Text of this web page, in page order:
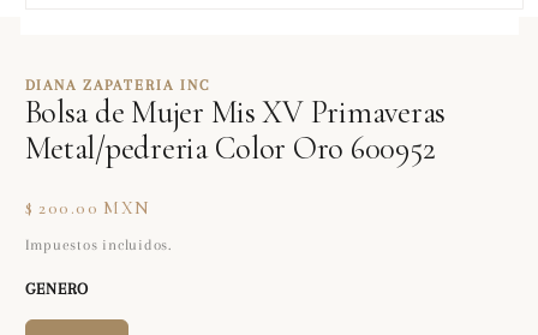
en
una
ventana
modal
DIANA ZAPATERIA INC
Bolsa de Mujer Mis XV Primaveras
Metal/pedreria Color Oro 600952
Precio
habitual
$ 200.00 MXN
Impuestos incluidos.
GENERO